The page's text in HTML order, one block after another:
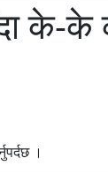
के-के
।